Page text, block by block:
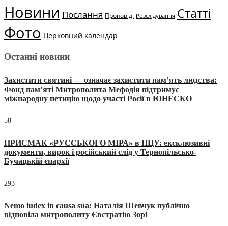
Новини Послання Проповіді Розслідування Статті
Фото Церковний календар
Останні новини
Захистити святині — означає захистити пам’ять людства:
Фонд пам’яті Митрополита Мефодія підтримує
міжнародну петицію щодо участі Росії в ЮНЕСКО
58
ПРИСМАК «РУССЬКОГО МІРА» в ПЦУ: ексклюзивні
документи, вирок і російський слід у Тернопільсько-
Бучацькій єпархії
293
Nemo iudex in causa sua: Наталія Шевчук публічно
відповіла митрополиту Євстратію Зорі